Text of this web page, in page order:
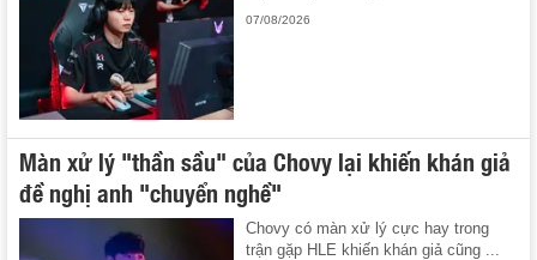
07/08/2026
Màn xử lý "thần sầu" của Chovy lại khiến khán giả
đề nghị anh "chuyển nghề"
Chovy có màn xử lý cực hay trong
trận gặp HLE khiến khán giả cũng ...